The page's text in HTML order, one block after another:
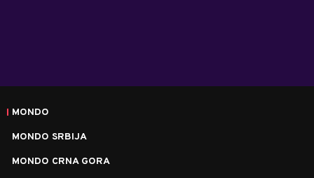
MONDO
MONDO SRBIJA
MONDO CRNA GORA